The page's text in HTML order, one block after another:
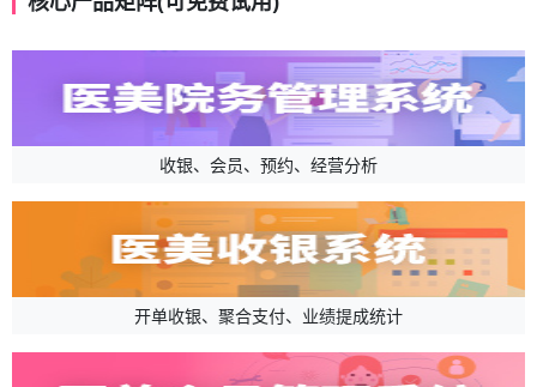
收银、会员、预约、经营分析
开单收银、聚合支付、业绩提成统计